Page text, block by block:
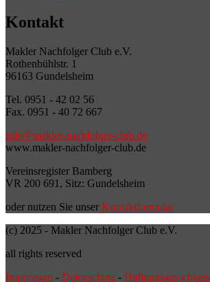
Kontakt
Makler Nachfolger Club e.V.
Rothenbühlstr. 1
96163 Gundelsheim
Tel. 0951 - 42 02 56
Fax. 0951 - 40 72 667
info@makler-nachfolger-club.de
www.makler-nachfolger-club.de
Vereinsregister Bamberg
VR 200 691, Sitz: Gundelsheim
oder nutzen Sie unser Kontaktformular
(c) 2025 - Makler Nachfolger Club e.V.
all rights reserved
Impressum - Datenschutz - Haftungsausschluss